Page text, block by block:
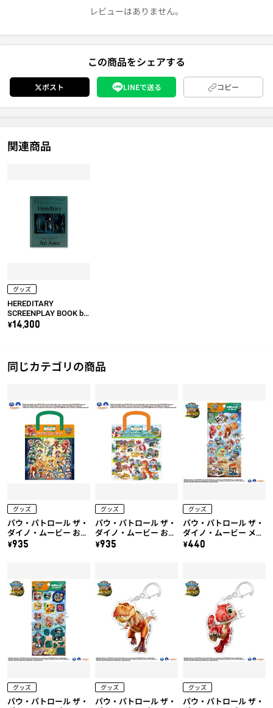
レビューはありません。
この商品をシェアする
ポスト LINEで送る コピー
関連商品
グッズ
HEREDITARY
SCREENPLAY BOOK by
Ari Aster
\14,300
同じカテゴリの商品
グッズ
パウ・パトロール ザ・
ダイノ・ムービー おで
かけHELLOシール
\935
グッズ
パウ・パトロール ザ・
ダイノ・ムービー おで
かけHELLOシール
\935
グッズ
パウ・パトロール ザ・
ダイノ・ムービー メタ
リックシールシート
\440
グッズ
パウ・パトロール ザ・
グッズ
パウ・パトロール ザ・
グッズ
パウ・パトロール ザ・